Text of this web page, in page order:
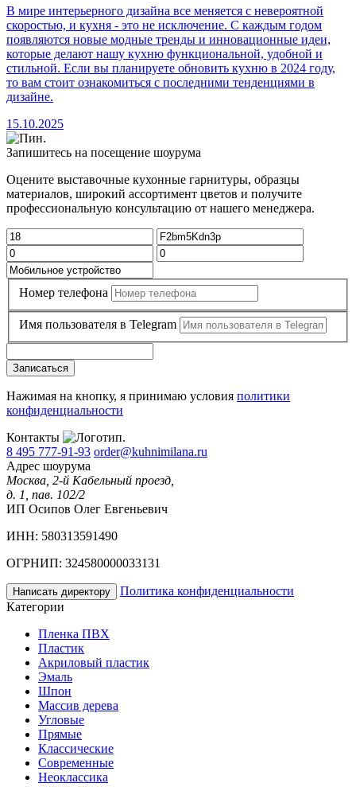
В мире интерьерного дизайна все меняется с невероятной
скоростью, и кухня - это не исключение. С каждым годом
появляются новые модные тренды и инновационные идеи,
которые делают нашу кухню функциональной, удобной и
стильной. Если вы планируете обновить кухню в 2024 году,
то вам стоит ознакомиться с последними тенденциями в
дизайне.
15.10.2025
Запишитесь на посещение шоурума
Оцените выставочные кухонные гарнитуры, образцы
материалов, широкий ассортимент цветов и получите
профессиональную консультацию от нашего менеджера.
Номер телефона
Имя пользователя в Telegram
Записаться
Нажимая на кнопку, я принимаю условия политики
конфиденциальности
Контакты
8 495 777-91-93 order@kuhnimilana.ru
Адрес шоурума
Москва, 2-й Кабельный проезд,
д. 1, пав. 102/2
ИП Осипов Олег Евгеньевич
ИНН: 580313591490
ОГРНИП: 324580000033131
Написать директору
Политика конфиденциальности
Категории
Пленка ПВХ
Пластик
Акриловый пластик
Эмаль
Шпон
Массив дерева
Угловые
Прямые
Классические
Современные
Неоклассика